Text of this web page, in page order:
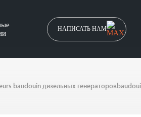
НАПИСАТЬ НАМ
baudouin дизельных генераторов